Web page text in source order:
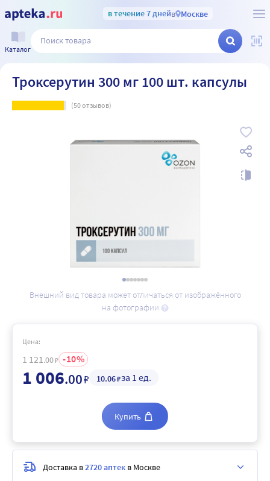
в течение 7 днейв Москве
Каталог
Троксерутин 300 мг 100 шт. капсулы
(50отзывов)
Внешний вид товара может отличаться от изображённого
на фотографии
Цена:
1 121 .00₽ 10
1 006.00₽ 10.06₽за 1 ед.
Купить
Доставка в2720 аптек в Москве